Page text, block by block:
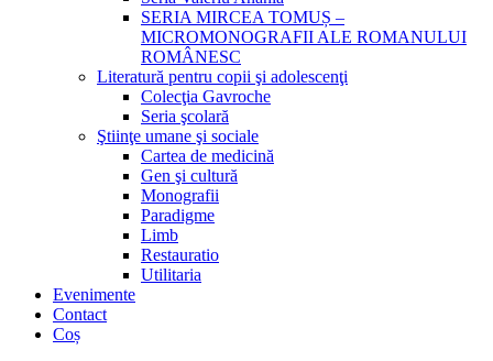
SERIA MIRCEA TOMUȘ –
MICROMONOGRAFII ALE ROMANULUI
ROMÂNESC
Literatură pentru copii şi adolescenţi
Colecţia Gavroche
Seria şcolară
Ştiinţe umane şi sociale
Cartea de medicină
Gen şi cultură
Monografii
Paradigme
Limb
Restauratio
Utilitaria
Evenimente
Contact
Coș